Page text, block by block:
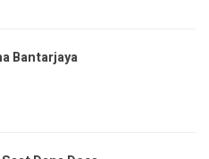
Bantarjaya